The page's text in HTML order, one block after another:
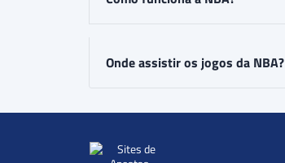
Onde assistir os jogos da NBA?